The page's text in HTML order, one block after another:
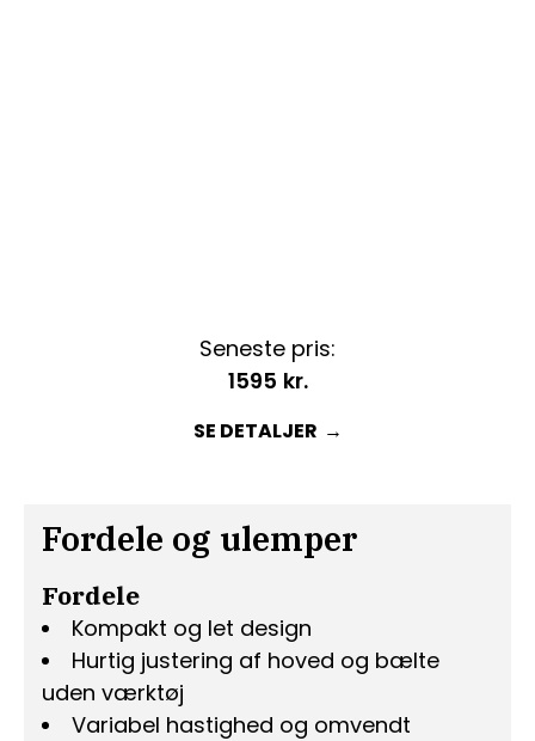
Fordele og ulemper
Fordele
Kompakt og let design
Hurtig justering af hoved og bælte
uden værktøj
Variabel hastighed og omvendt
Seneste pris:
1595 kr.
SE DETALJER